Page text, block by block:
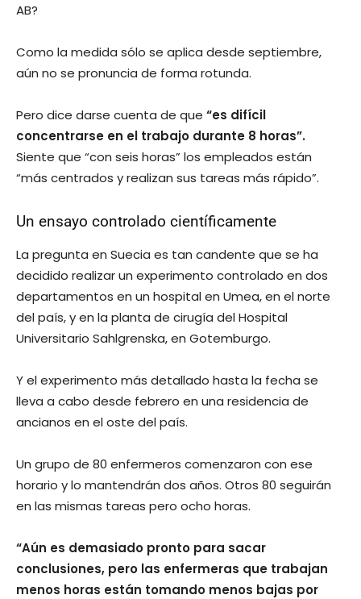
AB?
Como la medida sólo se aplica desde septiembre,
aún no se pronuncia de forma rotunda.
Pero dice darse cuenta de que “es difícil
concentrarse en el trabajo durante 8 horas”.
Siente que “con seis horas” los empleados están
“más centrados y realizan sus tareas más rápido”.
Un ensayo controlado científicamente
La pregunta en Suecia es tan candente que se ha
decidido realizar un experimento controlado en dos
departamentos en un hospital en Umea, en el norte
del país, y en la planta de cirugía del Hospital
Universitario Sahlgrenska, en Gotemburgo.
Y el experimento más detallado hasta la fecha se
lleva a cabo desde febrero en una residencia de
ancianos en el oste del país.
Un grupo de 80 enfermeros comenzaron con ese
horario y lo mantendrán dos años. Otros 80 seguirán
en las mismas tareas pero ocho horas.
“Aún es demasiado pronto para sacar
conclusiones, pero las enfermeras que trabajan
menos horas están tomando menos bajas por